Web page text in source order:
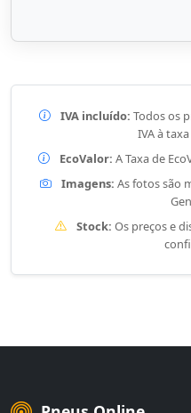
IVA incluído: Todos os
IVA à
EcoValor: A Taxa de
Imagens: As fotos são
Stock: Os preços e